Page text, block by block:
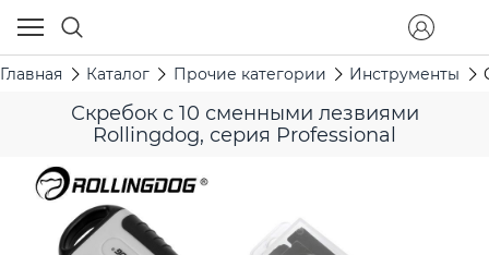
Главная Каталог Прочие категории Инструменты
Скребок с 10 сменными лезвиями
Rollingdog, серия Professional